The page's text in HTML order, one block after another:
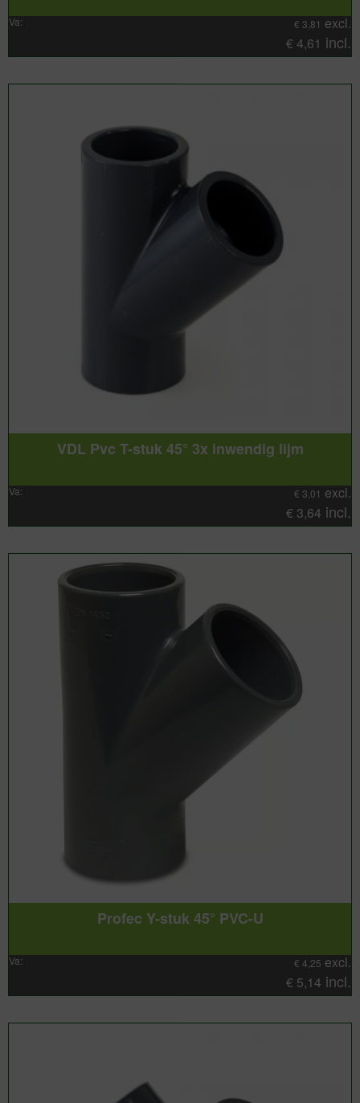
Va: € 3,81 excl.
€4,61 incl.
VDL Pvc T-stuk 45° 3x inwendig lijm
Va: € 3,01 excl.
€ 3,64 incl.
Profec Y-stuk 45° PVC-U
Va: € 4,25 excl.
€ 5,14 incl.